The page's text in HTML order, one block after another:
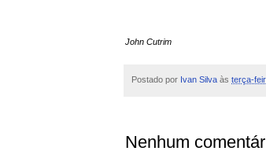
John Cutrim
Postado por Ivan Silva às terça-
Nenhum